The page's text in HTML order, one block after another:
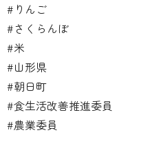
#りんご
#さくらんぼ
#米
#山形県
#朝日町
#食生活改善推進委員
#農業委員